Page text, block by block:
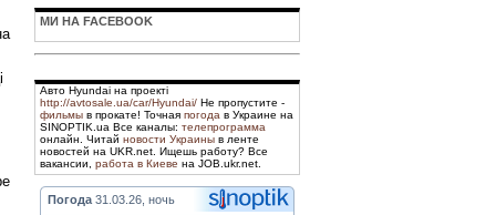
МИ НА FACEBOOK
Авто Hyundai на проекті
http://avtosale.ua/car/Hyundai/ Не пропустите -
фильмы в прокате! Точная погода в Украине на
SINOPTIK.ua Все каналы: телепрограмма
онлайн. Читай новости Украины в ленте
новостей на UKR.net. Ищешь работу? Все
вакансии, работа в Киеве на JOB.ukr.net.
Погода 31.03.26, ночь